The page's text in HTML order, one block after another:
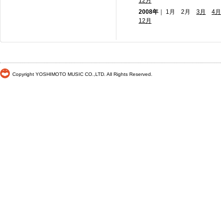
2008年 ｜ 1月 2月 3月
4月
12月
Copyright YOSHIMOTO MUSIC CO.,LTD. All Rights Reserved.